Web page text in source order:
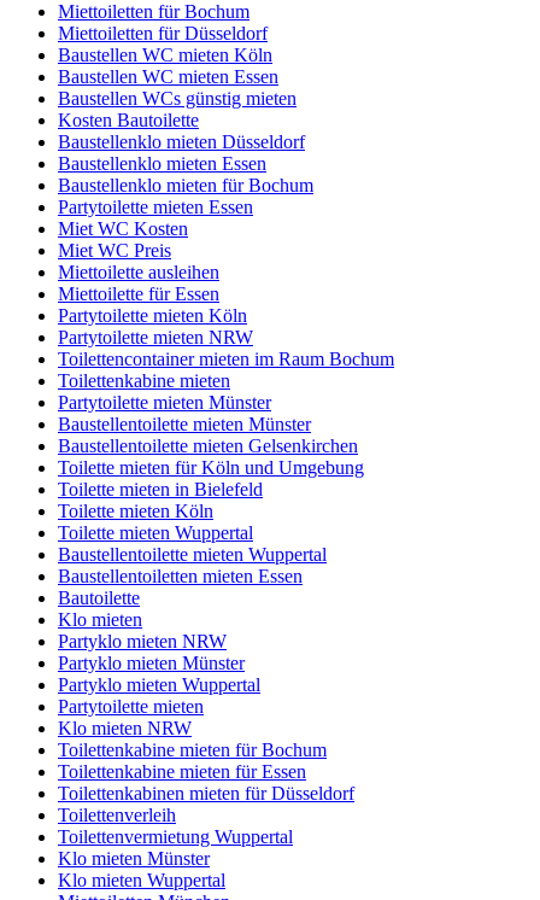
Miettoiletten für Bochum
Miettoiletten für Düsseldorf
Baustellen WC mieten Köln
Baustellen WC mieten Essen
Baustellen WCs günstig mieten
Kosten Bautoilette
Baustellenklo mieten Düsseldorf
Baustellenklo mieten Essen
Baustellenklo mieten für Bochum
Partytoilette mieten Essen
Miet WC Kosten
Miet WC Preis
Miettoilette ausleihen
Miettoilette für Essen
Partytoilette mieten Köln
Partytoilette mieten NRW
Toilettencontainer mieten im Raum Bochum
Toilettenkabine mieten
Partytoilette mieten Münster
Baustellentoilette mieten Münster
Baustellentoilette mieten Gelsenkirchen
Toilette mieten für Köln und Umgebung
Toilette mieten in Bielefeld
Toilette mieten Köln
Toilette mieten Wuppertal
Baustellentoilette mieten Wuppertal
Baustellentoiletten mieten Essen
Bautoilette
Klo mieten
Partyklo mieten NRW
Partyklo mieten Münster
Partyklo mieten Wuppertal
Partytoilette mieten
Klo mieten NRW
Toilettenkabine mieten für Bochum
Toilettenkabine mieten für Essen
Toilettenkabinen mieten für Düsseldorf
Toilettenverleih
Toilettenvermietung Wuppertal
Klo mieten Münster
Klo mieten Wuppertal